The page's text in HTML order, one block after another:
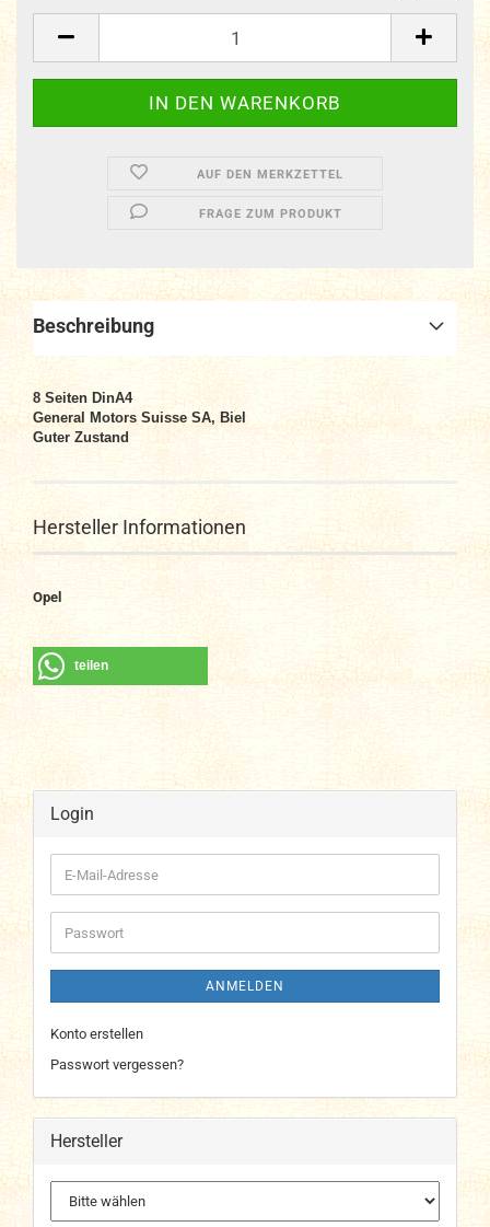
AUF DEN MERKZETTEL
FRAGE ZUM PRODUKT
Beschreibung
8 Seiten DinA4
General Motors Suisse SA, Biel
Guter Zustand
Hersteller Informationen
Opel
teilen
Login
E-
Mail-
Adresse
Passwort
ANMELDEN
Konto erstellen
Passwort vergessen?
Hersteller